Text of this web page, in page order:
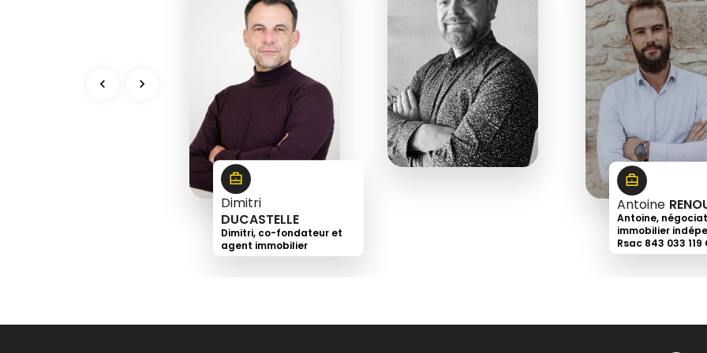
Dimitri
DUCASTELLE
Dimitri, co-fondateur et
agent immobilier
18
43
66
91
Antoine
Antoine,
immobilier
Rsac 843 033 119